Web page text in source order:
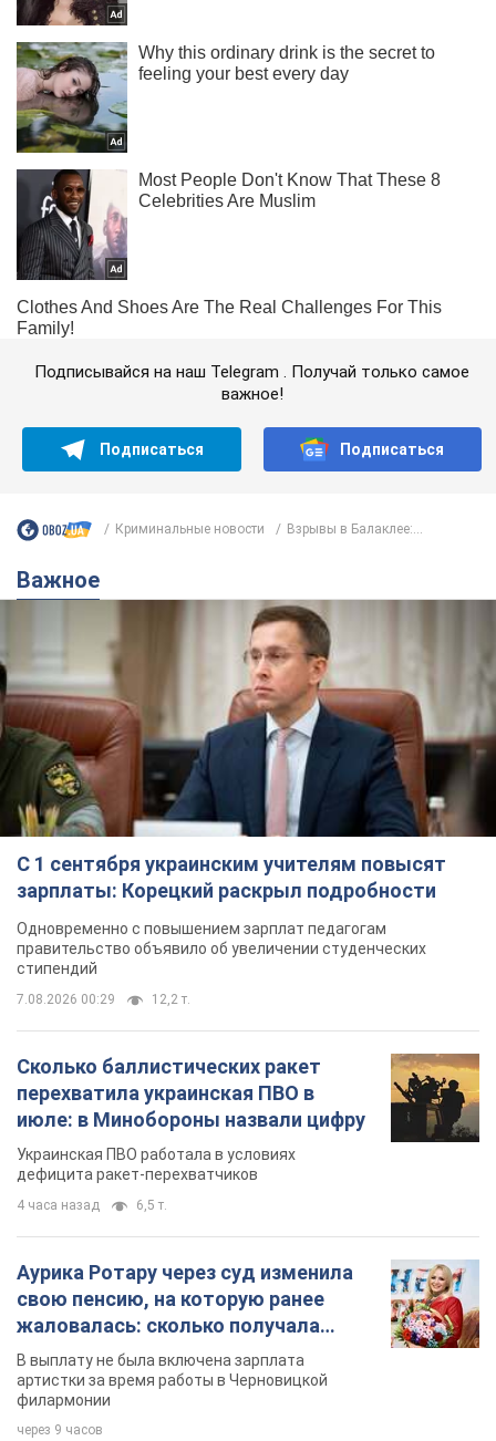
Подписывайся на наш Telegram . Получай только самое
важное!
Подписаться Подписаться
Криминальные новости Взрывы в Балаклее:...
Важное
С 1 сентября украинским учителям повысят
зарплаты: Корецкий раскрыл подробности
Одновременно с повышением зарплат педагогам
правительство объявило об увеличении студенческих
стипендий
7.08.2026 00:29 12,2 т.
Сколько баллистических ракет
перехватила украинская ПВО в
июле: в Минобороны назвали цифру
Украинская ПВО работала в условиях
дефицита ракет-перехватчиков
4 часа назад 6,5 т.
Аурика Ротару через суд изменила
свою пенсию, на которую ранее
жаловалась: сколько получала
певица
В выплату не была включена зарплата
артистки за время работы в Черновицкой
филармонии
через 9 часов